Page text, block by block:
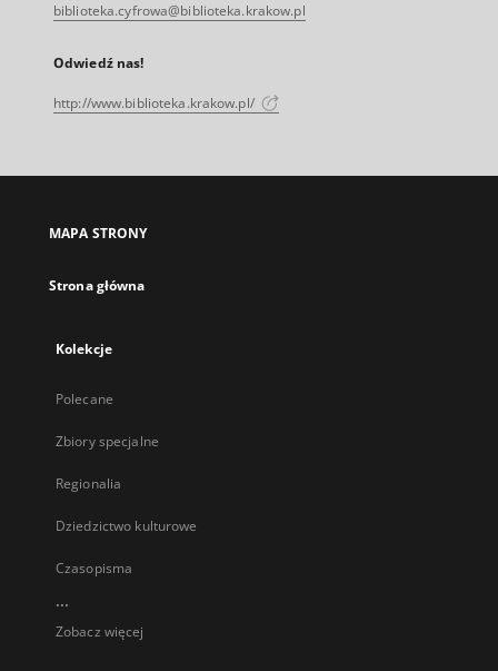
biblioteka.cyfrowa@biblioteka.krakow.pl
Odwiedź nas!
http://www.biblioteka.krakow.pl/
MAPA STRONY
Strona główna
Kolekcje
Polecane
Zbiory specjalne
Regionalia
Dziedzictwo kulturowe
Czasopisma
...
Zobacz więcej